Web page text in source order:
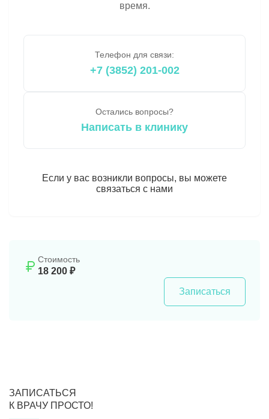
время.
Телефон для связи:
+7 (3852) 201-002
Остались вопросы?
Написать в клинику
Если у вас возникли вопросы, вы можете
связаться с нами
Стоимость
18 200 ₽
Записаться
ЗАПИСАТЬСЯ
К ВРАЧУ ПРОСТО!